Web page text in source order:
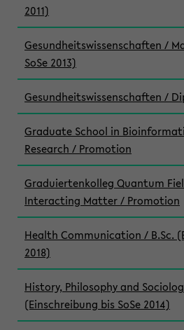
2011)
Gesundheitswissenschaften /
SoSe 2013)
Gesundheitswissenschaften /
Graduate School in
Research / Promotion
Graduiertenkolleg Quantum
Interacting Matter / Promotion
Health Communication / B.Sc.
2018)
History, Philosophy and
(Einschreibung bis SoSe 2014)